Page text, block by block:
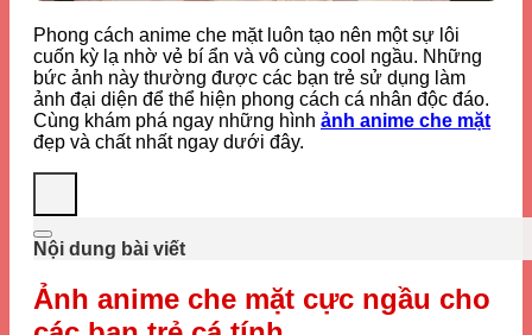
Phong cách anime che mặt luôn tạo nên một sự lôi
cuốn kỳ lạ nhờ vẻ bí ẩn và vô cùng cool ngầu. Những
bức ảnh này thường được các bạn trẻ sử dụng làm
ảnh đại diện để thể hiện phong cách cá nhân độc đáo.
Cùng khám phá ngay những hình ảnh anime che mặt
đẹp và chất nhất ngay dưới đây.
Nội dung bài viết
Ảnh anime che mặt cực ngầu cho